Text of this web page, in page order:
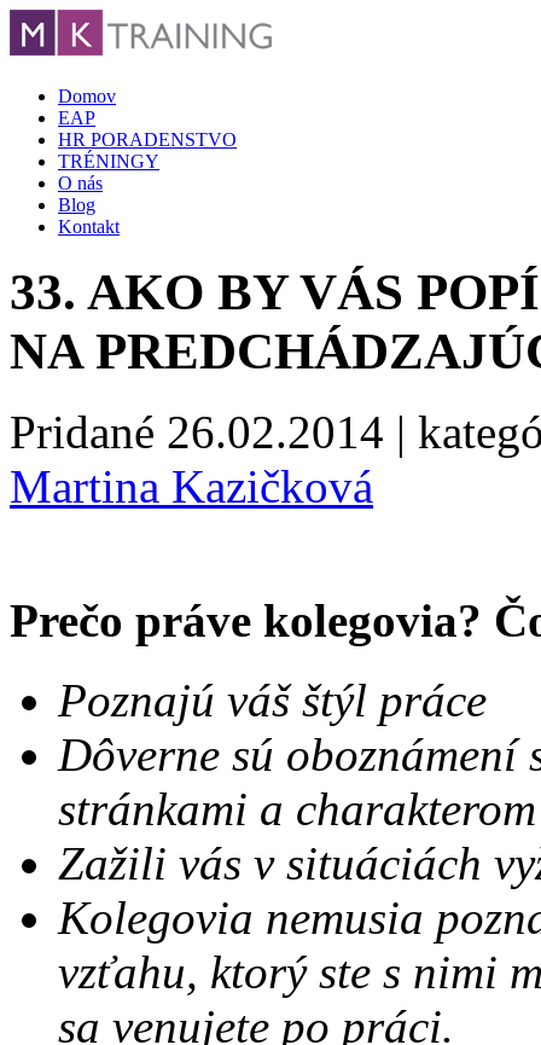
Domov
EAP
HR PORADENSTVO
TRÉNINGY
O nás
Blog
Kontakt
33. AKO BY VÁS
NA
Pridané 26.02.2014 |
Martina Kazičková
Prečo práve kolegovia?
Poznajú váš štýl práce
Dôverne sú
stránkami a charakterom
Zažili vás v situáciách
Kolegovia nemusia
vzťahu, ktorý ste s nimi
sa venujete po práci.